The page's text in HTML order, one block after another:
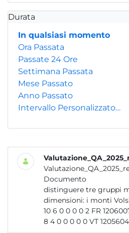
Durata
In qualsiasi momento
Ora Passata
Passate 24 Ore
Settimana Passata
Mese Passato
Anno Passato
Intervallo Personalizzato…
Documento
distinguere tre gruppi
dimensioni: i monti
10 6 0 0 0 0 2 FR 12060072 Settefrati 50,6 17 3
8 4 0 0 0 0 0 VT